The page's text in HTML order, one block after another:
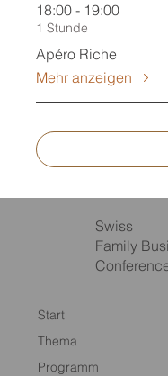
18:00 - 19:00
1 Stunde
Apéro Riche
Mehr anzeigen
Swiss
Family
Start
Thema
Programm